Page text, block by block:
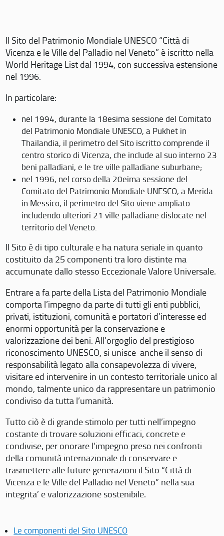
Il Sito del Patrimonio Mondiale UNESCO “Città di
Vicenza e le Ville del Palladio nel Veneto” è iscritto nella
World Heritage List dal 1994, con successiva estensione
nel 1996.
In particolare:
nel 1994, durante la 18esima sessione del Comitato
del Patrimonio Mondiale UNESCO, a Pukhet in
Thailandia, il perimetro del Sito iscritto comprende il
centro storico di Vicenza, che include al suo interno 23
beni palladiani, e le tre ville palladiane suburbane;
nel 1996, nel corso della 20eima sessione del
Comitato del Patrimonio Mondiale UNESCO, a Merida
in Messico, il perimetro del Sito viene ampliato
includendo ulteriori 21 ville palladiane dislocate nel
territorio del Veneto.
Il Sito è di tipo culturale e ha natura seriale in quanto
costituito da 25 componenti tra loro distinte ma
accumunate dallo stesso Eccezionale Valore Universale.
Entrare a fa parte della Lista del Patrimonio Mondiale
comporta l’impegno da parte di tutti gli enti pubblici,
privati, istituzioni, comunità e portatori d’interesse ed
enormi opportunità per la conservazione e
valorizzazione dei beni. All’orgoglio del prestigioso
riconoscimento UNESCO, si unisce anche il senso di
responsabilità legato alla consapevolezza di vivere,
visitare ed intervenire in un contesto territoriale unico al
mondo, talmente unico da rappresentare un patrimonio
condiviso da tutta l’umanità.
Tutto ciò è di grande stimolo per tutti nell’impegno
costante di trovare soluzioni efficaci, concrete e
condivise, per onorare l’impegno preso nei confronti
della comunità internazionale di conservare e
trasmettere alle future generazioni il Sito “Città di
Vicenza e le Ville del Palladio nel Veneto” nella sua
integrita’ e valorizzazione sostenibile.
Le componenti del Sito UNESCO